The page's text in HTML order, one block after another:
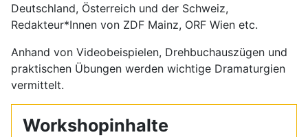
Deutschland, Österreich und der Schweiz,
Redakteur*Innen von ZDF Mainz, ORF Wien etc.
Anhand von Videobeispielen, Drehbuchauszügen und
praktischen Übungen werden wichtige Dramaturgien
vermittelt.
Workshopinhalte